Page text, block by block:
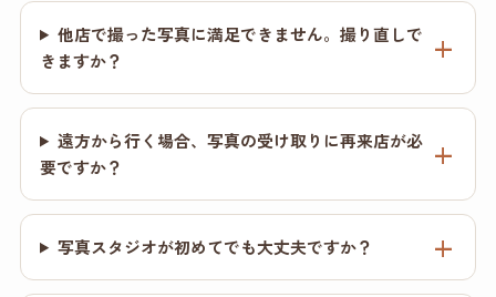
他店で撮った写真に満足できません。撮り直しで
きますか？
遠方から行く場合、写真の受け取りに再来店が必
要ですか？
写真スタジオが初めてでも大丈夫ですか？